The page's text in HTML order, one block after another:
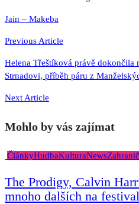
Navigace
pro
Jain – Makeba
Previous Article
Helena Třeštíková právě dokončila
Strnadovi, příběh páru z
Next Article
Mohlo by vás zajímat
ČlánkyHudbaKulturaNews
The Prodigy, Calvin
mnoho dalších na